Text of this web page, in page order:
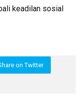
keadilan sosial
on Twitter